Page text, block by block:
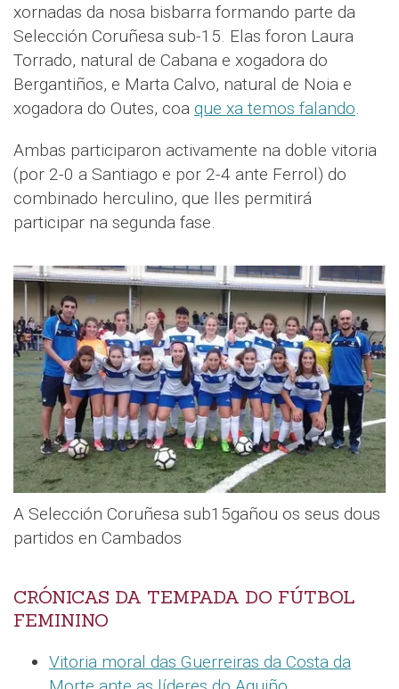
xornadas da nosa bisbarra formando parte da
Selección Coruñesa sub-15. Elas foron Laura
Torrado, natural de Cabana e xogadora do
Bergantiños, e Marta Calvo, natural de Noia e
xogadora do Outes, coa que xa temos falando
Ambas participaron activamente na doble vitoria
(por 2-0 a Santiago e por 2-4 ante Ferrol) do
combinado herculino, que lles permitirá
participar na segunda fase.
A Selección Coruñesa sub15gañou os seus dous
partidos en Cambados
CRÓNICAS DA TEMPADA DO FÚTBOL
FEMININO
Vitoria moral das Guerreiras da Costa da